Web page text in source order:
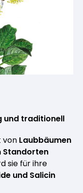
und traditionell
von Laubbäumen
Standorten
sie für ihre
und Salicin